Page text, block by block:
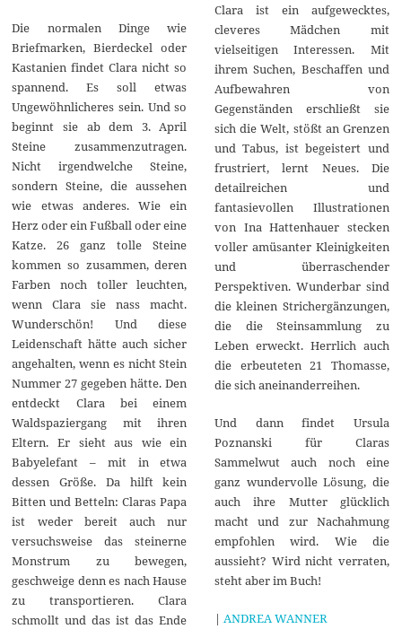
Die normalen Dinge wie
Briefmarken, Bierdeckel oder
Kastanien findet Clara nicht so
spannend. Es soll etwas
Ungewöhnlicheres sein. Und so
beginnt sie ab dem 3. April
Steine zusammenzutragen.
Nicht irgendwelche Steine,
sondern Steine, die aussehen
wie etwas anderes. Wie ein
Herz oder ein Fußball oder eine
Katze. 26 ganz tolle Steine
kommen so zusammen, deren
Farben noch toller leuchten,
wenn Clara sie nass macht.
Wunderschön! Und diese
Leidenschaft hätte auch sicher
angehalten, wenn es nicht Stein
Nummer 27 gegeben hätte. Den
entdeckt Clara bei einem
Waldspaziergang mit ihren
Eltern. Er sieht aus wie ein
Babyelefant – mit in etwa
dessen Größe. Da hilft kein
Bitten und Betteln: Claras Papa
ist weder bereit auch nur
versuchsweise das steinerne
Monstrum zu bewegen,
geschweige denn es nach Hause
zu transportieren. Clara
schmollt und das ist das Ende
Clara ist ein aufgewecktes,
cleveres Mädchen mit
vielseitigen Interessen. Mit
ihrem Suchen, Beschaffen und
Aufbewahren von
Gegenständen erschließt sie
sich die Welt, stößt an Grenzen
und Tabus, ist begeistert und
frustriert, lernt Neues. Die
detailreichen und
fantasievollen Illustrationen
von Ina Hattenhauer stecken
voller amüsanter Kleinigkeiten
und überraschender
Perspektiven. Wunderbar sind
die kleinen Strichergänzungen,
die die Steinsammlung zu
Leben erweckt. Herrlich auch
die erbeuteten 21 Thomasse,
die sich aneinanderreihen.
Und dann findet Ursula
Poznanski für Claras
Sammelwut auch noch eine
ganz wundervolle Lösung, die
auch ihre Mutter glücklich
macht und zur Nachahmung
empfohlen wird. Wie die
aussieht? Wird nicht verraten,
steht aber im Buch!
| ANDREA WANNER